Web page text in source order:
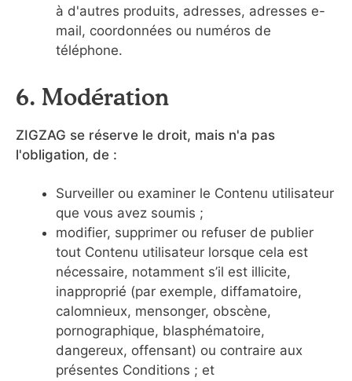
à d'autres produits, adresses, adresses e-
mail, coordonnées ou numéros de
téléphone.
6. Modération
ZIGZAG se réserve le droit, mais n'a pas
l'obligation, de :
Surveiller ou examiner le Contenu utilisateur
que vous avez soumis ;
modifier, supprimer ou refuser de publier
tout Contenu utilisateur lorsque cela est
nécessaire, notamment s’il est illicite,
inapproprié (par exemple, diffamatoire,
calomnieux, mensonger, obscène,
pornographique, blasphématoire,
dangereux, offensant) ou contraire aux
présentes Conditions ; et